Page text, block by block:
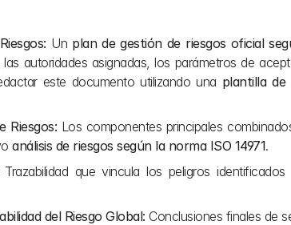
Un plan de gestión de riesgos oficial
autoridades asignadas, los parámetros de
este documento utilizando una plantilla de
Riesgos: Los componentes principales
análisis de riesgos según la norma ISO 14971.
Trazabilidad que vincula los peligros
del Riesgo Global: Conclusiones finales de